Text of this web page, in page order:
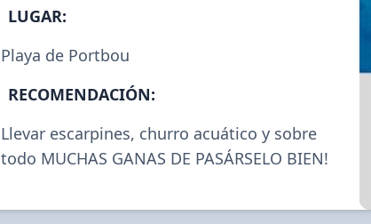
LUGAR:
Playa de Portbou
RECOMENDACIÓN:
Llevar escarpines, churro acuático y sobre
todo MUCHAS GANAS DE PASÁRSELO BIEN!